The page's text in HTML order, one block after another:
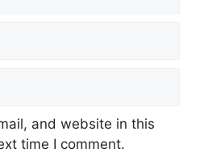
and website in this
time I comment.